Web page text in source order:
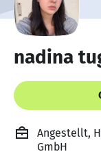
nadina
Angestellt,
GmbH